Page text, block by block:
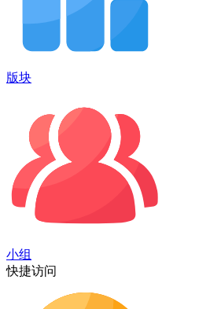
版块
小组
快捷访问